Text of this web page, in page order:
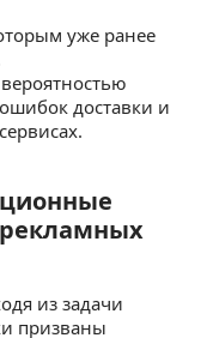
уже ранее
доставки и
рассылки
из задачи
призваны